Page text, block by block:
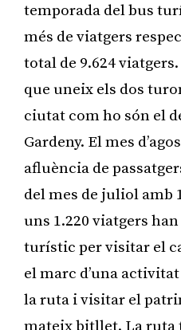
temporada del bus
més de viatgers
total de 9.624
que uneix els dos
ciutat com ho són el
Gardeny. El mes
afluència de
del mes de juliol amb
uns 1.220 viatgers
turístic per visitar el
el marc d’una
la ruta i visitar el
mateix bitllet. La ruta